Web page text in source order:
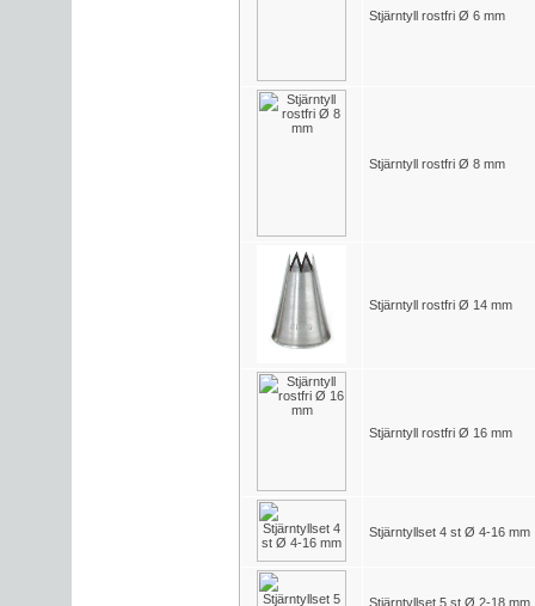
Stjärntyll rostfri Ø 6 mm
Stjärntyll rostfri Ø 8 mm
Stjärntyll rostfri Ø 14 mm
Stjärntyll rostfri Ø 16 mm
Stjärntyllset 4 st Ø 4-16 mm
Stjärntyllset 5 st Ø 2-18 mm